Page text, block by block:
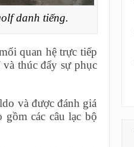
danh tiếng.
quan hệ trực tiếp
thúc đẩy sự phục
và được đánh giá
các câu lạc bộ